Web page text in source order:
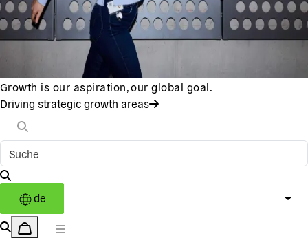
Growth is our aspiration, our global goal.
Driving strategic growth areas
de